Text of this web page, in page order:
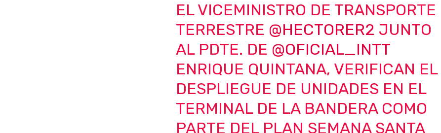
EL VICEMINISTRO DE TRANSPORTE
TERRESTRE @HECTORER2 JUNTO
AL PDTE. DE @OFICIAL_INTT
ENRIQUE QUINTANA, VERIFICAN EL
DESPLIEGUE DE UNIDADES EN EL
TERMINAL DE LA BANDERA COMO
PARTE DEL PLAN SEMANA SANTA